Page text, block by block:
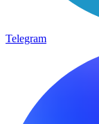
Telegram